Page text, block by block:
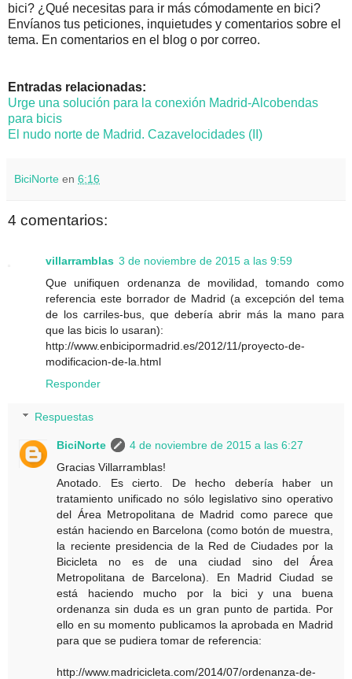
bici? ¿Qué necesitas para ir más cómodamente en bici?
Envíanos tus peticiones, inquietudes y comentarios sobre el
tema. En comentarios en el blog o por correo.
Entradas relacionadas:
Urge una solución para la conexión Madrid-Alcobendas
para bicis
El nudo norte de Madrid. Cazavelocidades (II)
BiciNorte en 6:16
4 comentarios:
villarramblas 3 de noviembre de 2015 a las 9:59
Que unifiquen ordenanza de movilidad, tomando como
referencia este borrador de Madrid (a excepción del tema
de los carriles-bus, que debería abrir más la mano para
que las bicis lo usaran):
http://www.enbicipormadrid.es/2012/11/proyecto-de-
modificacion-de-la.html
Responder
Respuestas
BiciNorte
4 de noviembre de 2015 a las 6:27
Gracias Villarramblas!
Anotado. Es cierto. De hecho debería haber un
tratamiento unificado no sólo legislativo sino operativo
del Área Metropolitana de Madrid como parece que
están haciendo en Barcelona (como botón de muestra,
la reciente presidencia de la Red de Ciudades por la
Bicicleta no es de una ciudad sino del Área
Metropolitana de Barcelona). En Madrid Ciudad se
está haciendo mucho por la bici y una buena
ordenanza sin duda es un gran punto de partida. Por
ello en su momento publicamos la aprobada en Madrid
para que se pudiera tomar de referencia:
http://www.madricicleta.com/2014/07/ordenanza-de-